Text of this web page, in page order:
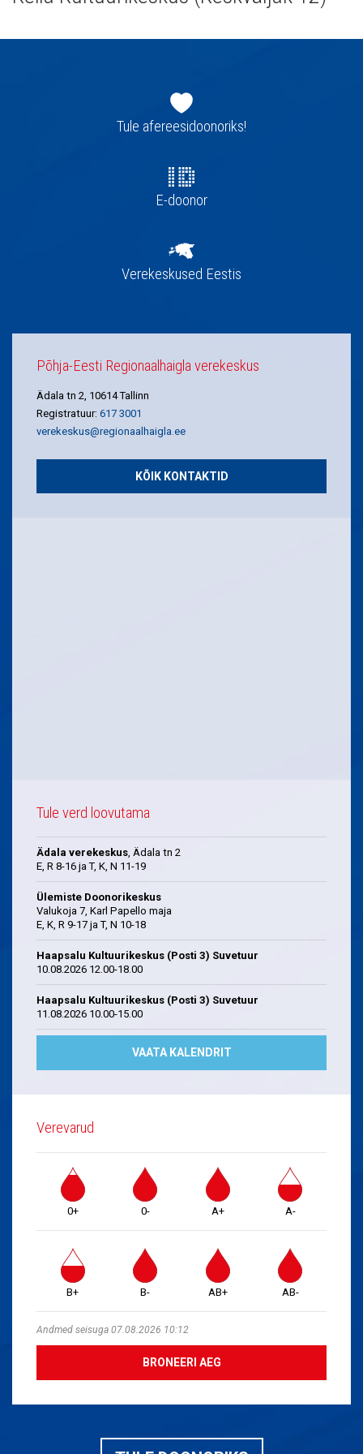
navigatsioonTule afereesidoonoriks!
E-doonor
Verekeskused Eestis
Põhja-Eesti Regionaalhaigla verekeskus
Ädala tn 2, 10614 Tallinn
Registratuur: 617 3001
verekeskus@regionaalhaigla.ee
KÕIK KONTAKTID
Tule verd loovutama
Ädala verekeskus, Ädala tn 2
E, R 8-16 ja T, K, N 11-19
Ülemiste Doonorikeskus
Valukoja 7, Karl Papello maja
E, K, R 9-17 ja T, N 10-18
Haapsalu Kultuurikeskus (Posti 3) Suvetuur
10.08.2026 12.00-18.00
Haapsalu Kultuurikeskus (Posti 3) Suvetuur
11.08.2026 10.00-15.00
VAATA KALENDRIT
Verevarud
0+ 0- A+ A-
B+ B- AB+ AB-
Andmed seisuga 07.08.2026 10:12
BRONEERI AEG